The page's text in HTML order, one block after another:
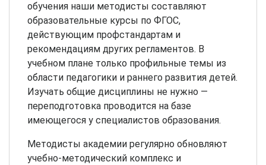
обучения наши методисты составляют
образовательные курсы по ФГОС,
действующим профстандартам и
рекомендациям других регламентов. В
учебном плане только профильные темы из
области педагогики и раннего развития детей.
Изучать общие дисциплины не нужно —
переподготовка проводится на базе
имеющегося у специалистов образования.
Методисты академии регулярно обновляют
учебно-методический комплекс и